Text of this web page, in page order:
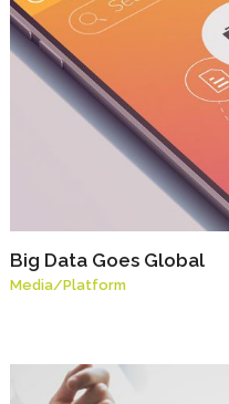
Big Data Goes Global
Media/Platform